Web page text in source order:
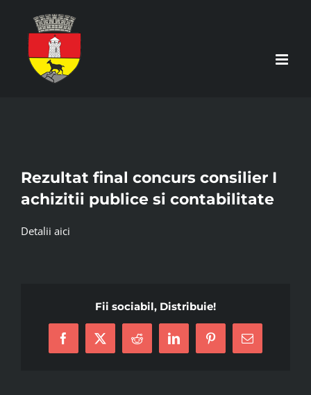
content
Rezultat final concurs consilier I
achizitii publice si contabilitate
Detalii aici
Fii sociabil, Distribuie!
Facebook
X Reddit LinkedInPinterestEmail